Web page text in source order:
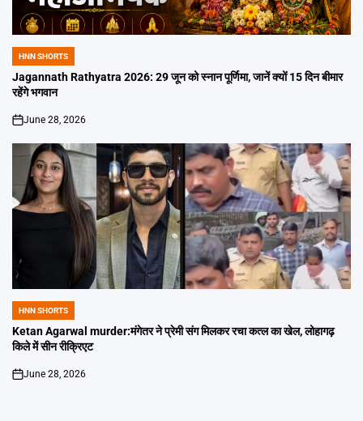
POSTED
IN
HNN SHORTS
Jagannath Rathyatra 2026: 29 जून को स्नान पूर्णिमा, जानें क्यों 15 दिन बीमार
रहेंगे भगवान
on
June 28, 2026
POSTED
IN
HNN SHORTS
Ketan Agarwal murder:मंगेतर ने प्रेमी संग मिलकर रचा कत्ल का खेल, लोहागढ़
किले में सीन रीक्रिएट
on
June 28, 2026